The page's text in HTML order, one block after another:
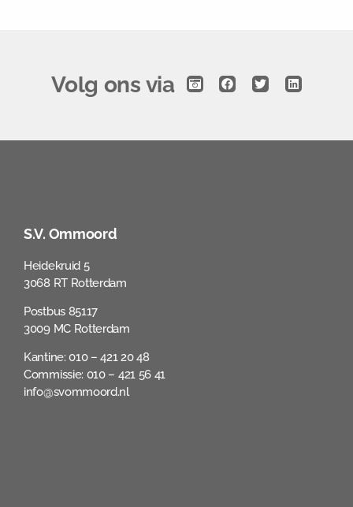
Volg ons via
S.V. Ommoord
Heidekruid 5
3068 RT Rotterdam
Postbus 85117
3009 MC Rotterdam
Kantine: 010 – 421 20 48
Commissie: 010 – 421 56 41
info@svommoord.nl